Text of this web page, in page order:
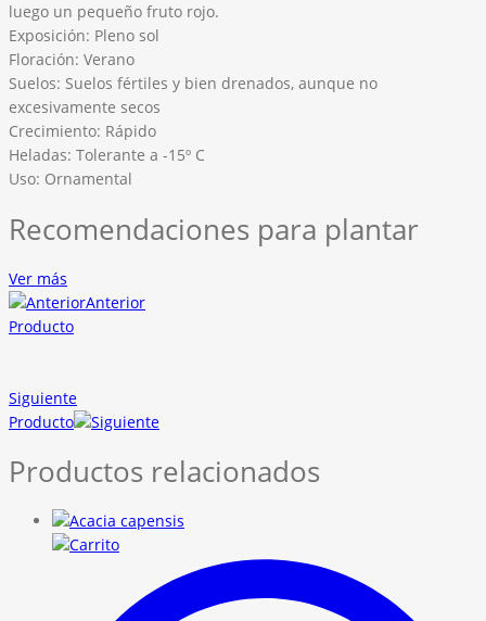
luego un pequeño fruto rojo.
Exposición: Pleno sol
Floración: Verano
Suelos: Suelos fértiles y bien drenados, aunque no
excesivamente secos
Crecimiento: Rápido
Heladas: Tolerante a -15º C
Uso: Ornamental
Recomendaciones para plantar
Ver más
Anterior
Producto
Siguiente
Producto
Productos relacionados